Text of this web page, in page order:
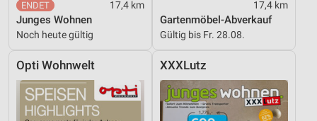
17,4 km
Junges Wohnen
Noch heute gültig
17,4 km
Gartenmöbel-Abverkauf
Gültig bis Fr. 28.08.
Opti Wohnwelt XXXLutz
Funktional
Werbung